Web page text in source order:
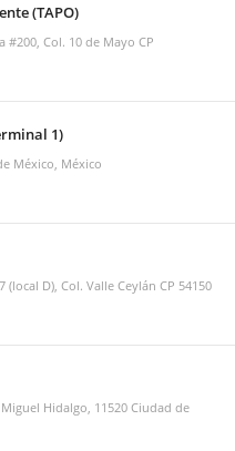
(TAPO)
#200, Col. 10 de Mayo CP
1)
México, México
(local D), Col. Valle Ceylán CP 54150
Hidalgo, 11520 Ciudad de